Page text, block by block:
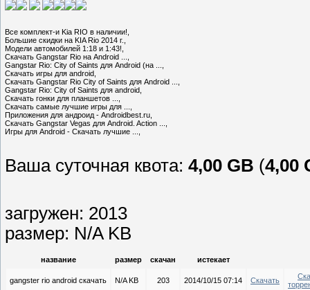
Все комплект-и Kia RIO в наличии!,
Большие скидки на KIA Rio 2014 г.,
Модели автомобилей 1:18 и 1:43!,
Скачать Gangstar Rio на Android ...,
Gangstar Rio: City of Saints для Android (на ...,
Скачать игры для android,
Скачать Gangstar Rio City of Saints для Android ...,
Gangstar Rio: City of Saints для android,
Скачать гонки для планшетов ...,
Скачать самые лучшие игры для ...,
Приложения для андроид - Androidbest.ru,
Скачать Gangstar Vegas для Android. Action ...,
Игры для Android - Скачать лучшие ...,
Ваша суточная квота: 4,00 GB (4,00
загружен: 2013
размер: N/A KB
название размер скачан истекает
gangster rio android скачать N/A KB 203 2014/10/15 07:14 Скачать